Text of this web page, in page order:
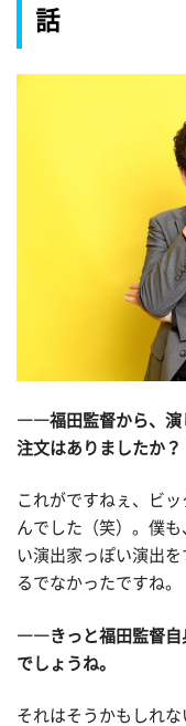
話
――福田監督から、演
注文はありましたか？
これがですねぇ、ビ
んでした（笑）。僕
い演出家っぽい演出
るでなかったですね。
――きっと福田監督自
でしょうね。
それはそうかもしれ